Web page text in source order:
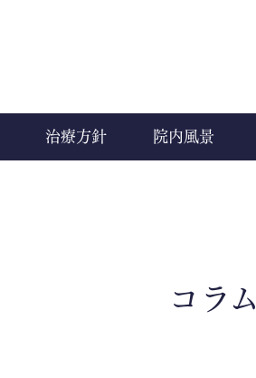
治療方針 院内風景
コラム